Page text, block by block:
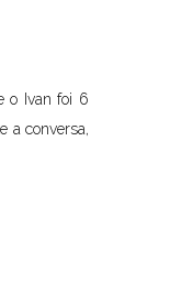
o Ivan foi 6
a conversa,